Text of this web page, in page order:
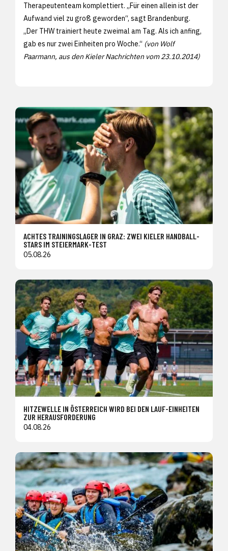
Therapeutenteam komplettiert. „Für einen allein ist der
Aufwand viel zu groß geworden“, sagt Brandenburg.
„Der THW trainiert heute zweimal am Tag. Als ich anfing,
gab es nur zwei Einheiten pro Woche.“ (von Wolf
Paarmann, aus den Kieler Nachrichten vom 23.10.2014)
ACHTES TRAININGSLAGER IN GRAZ: ZWEI KIELER HANDBALL-
STARS IM STEIERMARK-TEST
05.08.26
HITZEWELLE IN ÖSTERREICH WIRD BEI DEN LAUF-EINHEITEN
ZUR HERAUSFORDERUNG
04.08.26